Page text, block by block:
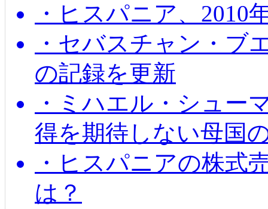
・ヒスパニア、2010
・セバスチャン・ブ
の記録を更新
・ミハエル・シュー
得を期待しない母国
・ヒスパニアの株式
は？